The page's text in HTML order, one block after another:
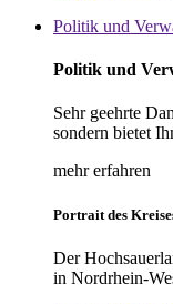
Politik und
Politik und
Sehr geehrte
sondern bietet
mehr erfahren
Portrait des
Der
in Nordrhein-